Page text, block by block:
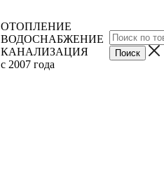
ОТОПЛЕНИЕ
ВОДОСНАБЖЕНИЕ
КАНАЛИЗАЦИЯ
с 2007 года